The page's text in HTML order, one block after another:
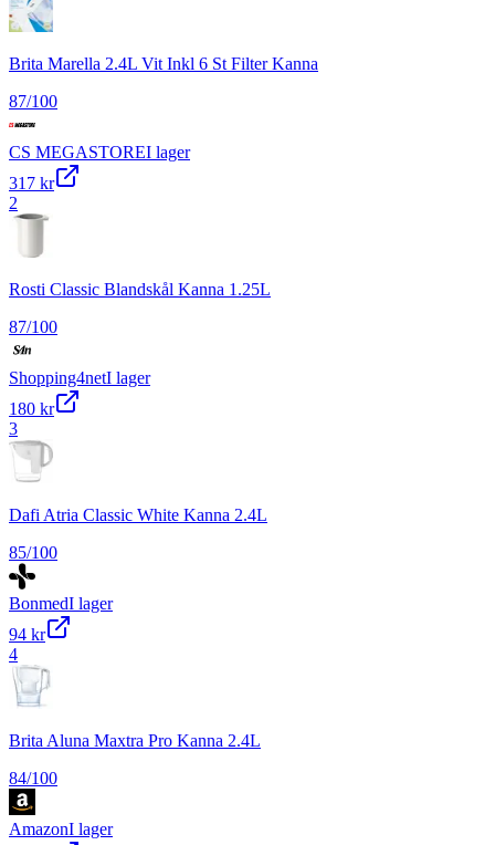
Brita Marella 2.4L Vit Inkl 6 St Filter Kanna
87/100
CS MEGASTOREI lager
317 kr
2
Rosti Classic Blandskål Kanna 1.25L
87/100
Shopping4netI lager
180 kr
3
Dafi Atria Classic White Kanna 2.4L
85/100
BonmedI lager
94 kr
4
Brita Aluna Maxtra Pro Kanna 2.4L
84/100
AmazonI lager